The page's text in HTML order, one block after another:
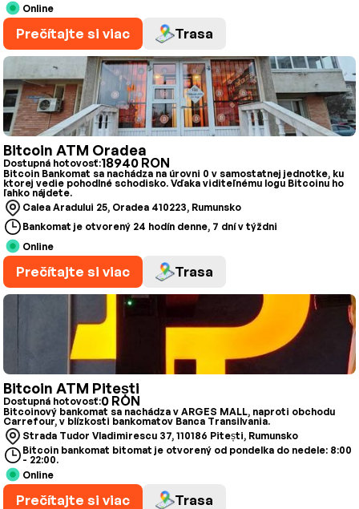
Online
Prečítajte si viac Trasa
Bitcoin ATM Oradea
Dostupná hotovosť:18940 RON
Bitcoin Bankomat sa nachádza na úrovni 0 v samostatnej jednotke, ku
ktorej vedie pohodlné schodisko. Vďaka viditeľnému logu Bitcoinu ho
ľahko nájdete.
Calea Aradului 25, Oradea 410223, Rumunsko
Bankomat je otvorený 24 hodín denne, 7 dní v týždni
Online
Prečítajte si viac Trasa
Bitcoin ATM Pitești
Dostupná hotovosť:0 RON
Bitcoinový bankomat sa nachádza v ARGES MALL, naproti obchodu
Carrefour, v blízkosti bankomatov Banca Transilvania.
Strada Tudor Vladimirescu 37, 110186 Pitești, Rumunsko
Bitcoin bankomat bitomat je otvorený od pondelka do nedele: 8:00
- 22:00.
Online
Prečítajte si viac Trasa